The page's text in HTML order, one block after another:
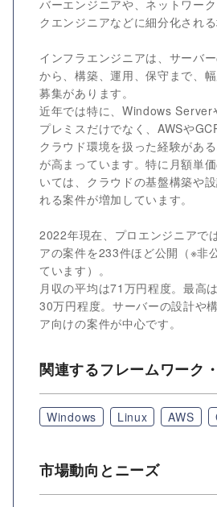
バーエンジニアや、ネットワー
クエンジニアなどに細分化される
インフラエンジニアは、サーバ
から、構築、運用、保守まで、
募集があります。
近年では特に、Windows Server
プレミスだけでなく、AWSや
クラウド環境を扱った経験があ
が高まっています。特に月額単
いては、クラウドの基盤構築や
れる案件が増加しています。
2022年現在、プロエンジニアで
アの案件を233件ほど公開（※非
ています）。
月収の平均は71万円程度。最高
30万円程度。サーバーの設計や
ア向けの案件が中心です。
関連するフレームワーク
Windows Linux AWS
市場動向とニーズ